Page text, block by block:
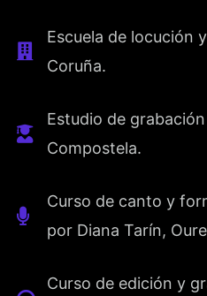
Escuela de locución
Coruña.
Estudio de
Compostela.
Curso de canto y
por Diana Tarín,
Curso de edición y